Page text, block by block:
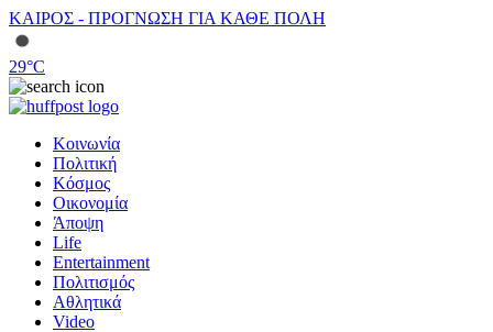
ΚΑΙΡΟΣ - ΠΡΟΓΝΩΣΗ ΓΙΑ ΚΑΘΕ ΠΟΛΗ
29°C
Κοινωνία
Πολιτική
Κόσμος
Οικονομία
Άποψη
Life
Entertainment
Πολιτισμός
Αθλητικά
Video